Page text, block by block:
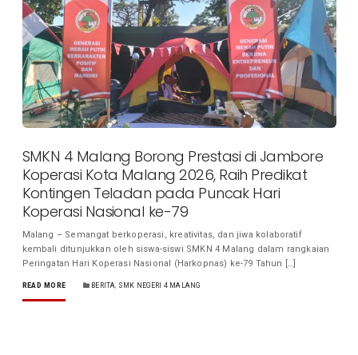
SMKN 4 Malang Borong Prestasi di Jambore
Koperasi Kota Malang 2026, Raih Predikat
Kontingen Teladan pada Puncak Hari
Koperasi Nasional ke-79
Malang – Semangat berkoperasi, kreativitas, dan jiwa kolaboratif
kembali ditunjukkan oleh siswa-siswi SMKN 4 Malang dalam rangkaian
Peringatan Hari Koperasi Nasional (Harkopnas) ke-79 Tahun […]
READ MORE BERITA, SMK NEGERI 4 MALANG